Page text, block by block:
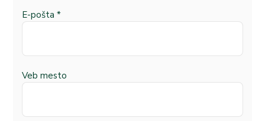
E-pošta *
Veb mesto